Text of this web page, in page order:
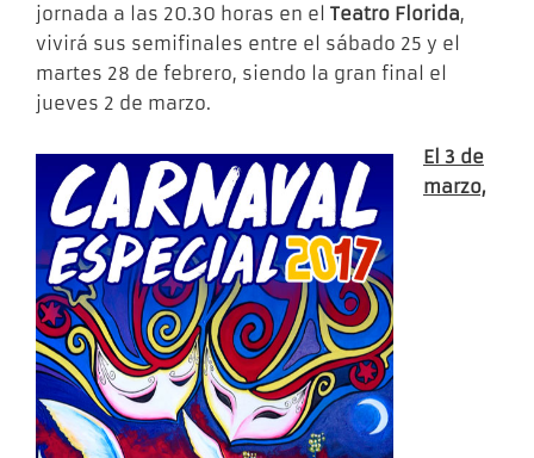
jornada a las 20.30 horas en el Teatro Florida,
vivirá sus semifinales entre el sábado 25 y el
martes 28 de febrero, siendo la gran final el
jueves 2 de marzo.
El 3 de
marzo,